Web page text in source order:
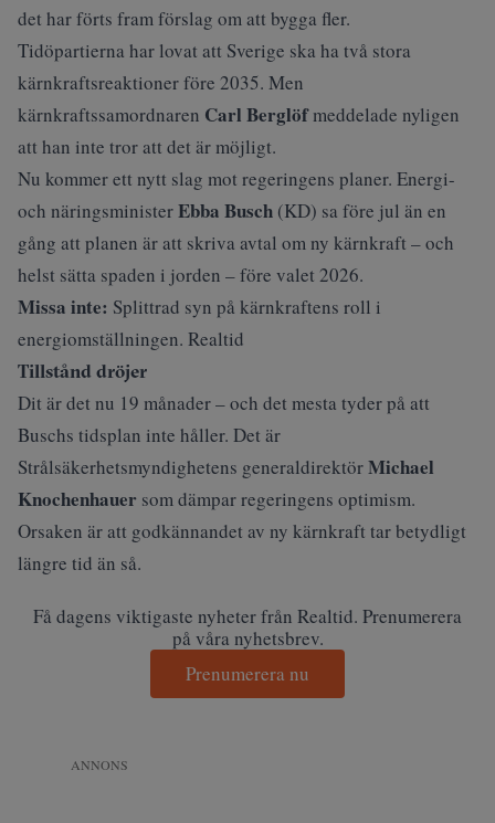
det har förts fram förslag om att bygga fler.
Tidöpartierna har lovat att Sverige ska ha två stora
kärnkraftsreaktioner före 2035. Men
kärnkraftssamordnaren Carl Berglöfmeddelade nyligen
att han inte tror att det är möjligt.
Nu kommer ett nytt slag mot regeringens planer. Energi-
och näringsministerEbba Busch (KD) sa före jul än en
gång att planen är att skriva avtal om ny kärnkraft – och
helst sätta spaden i jorden – före valet 2026.
Missa inte: Splittrad syn på kärnkraftens roll i
energiomställningen. Realtid
Tillstånd dröjer
Dit är det nu 19 månader – och det mesta tyder på att
Buschs tidsplan inte håller. Det är
Strålsäkerhetsmyndighetens generaldirektörMichael
Knochenhauer som dämpar regeringens optimism.
Orsaken är att godkännandet av ny kärnkraft tar betydligt
längre tid än så.
Få dagens viktigaste nyheter från Realtid. Prenumerera
på våra nyhetsbrev.
Prenumerera nu
ANNONS